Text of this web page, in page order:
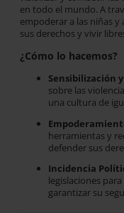
en todo el mundo. A
empoderar a las niñas
sus derechos y vivir
¿Cómo lo hacemos?
Sensibilización
sobre las
una cultura de
herramientas y
defender sus
Incidencia
legislaciones
garantizar su